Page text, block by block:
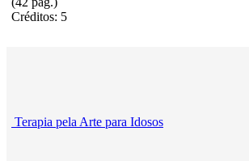
Créditos: 5
Terapia pela Arte para Idosos